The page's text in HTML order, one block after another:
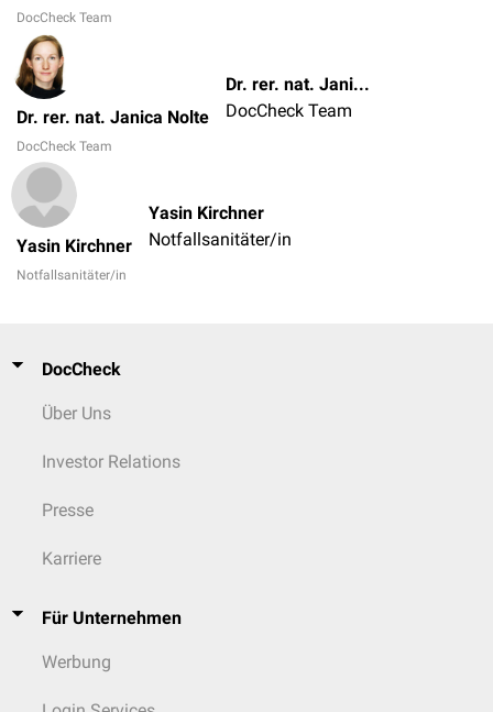
DocCheck Team
Dr. rer. nat. Janica Nolte
DocCheck Team
Dr. rer. nat. Janica Nolte
DocCheck Team
Yasin Kirchner
Notfallsanitäter/in
Yasin Kirchner
Notfallsanitäter/in
DocCheck
Über Uns
Investor Relations
Presse
Karriere
Für Unternehmen
Werbung